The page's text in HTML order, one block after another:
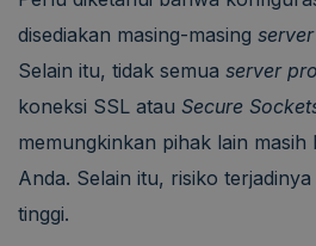
disediakan masing-masing server
Selain itu, tidak semua server
koneksi SSL atau Secure
memungkinkan pihak lain masih
Anda. Selain itu, risiko terjadinya
tinggi.